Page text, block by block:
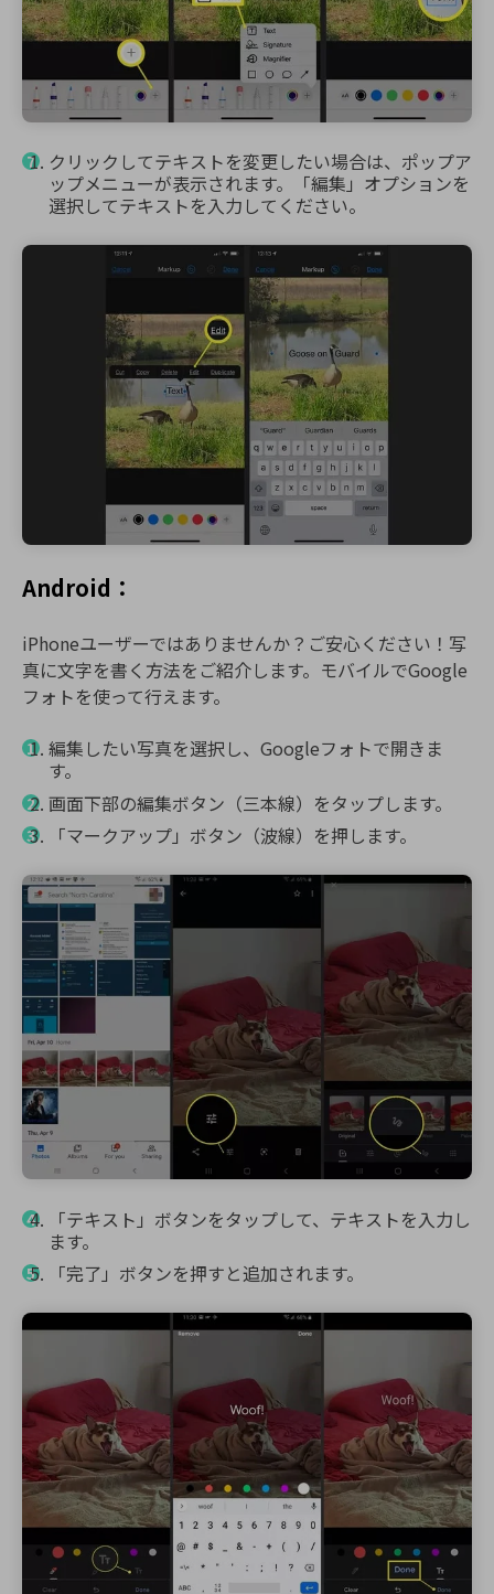
クリックしてテキストを変更したい場合は、ポップア
ップメニューが表示されます。「編集」オプションを
選択してテキストを入力してください。
Android：
iPhoneユーザーではありませんか？ご安心ください！写
真に文字を書く方法をご紹介します。 モバイルでGoogle
フォトを使って行えます。
編集したい写真を選択し、Googleフォトで開きま
す。
画面下部の編集ボタン（三本線）をタップします。
「マークアップ」ボタン（波線）を押します。
「テキスト」ボタンをタップして、テキストを入力し
ます。
「完了」ボタンを押すと追加されます。